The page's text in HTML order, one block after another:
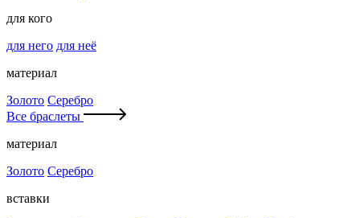
для кого
для него для неё
материал
Золото Серебро
Все браслеты
материал
Золото Серебро
вставки